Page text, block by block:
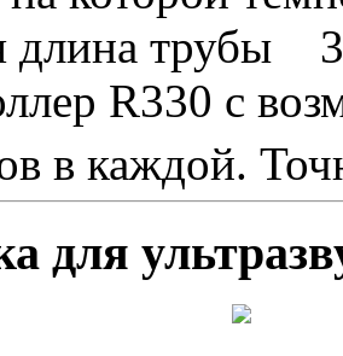
длина трубы
R330 c
в каждой.
для